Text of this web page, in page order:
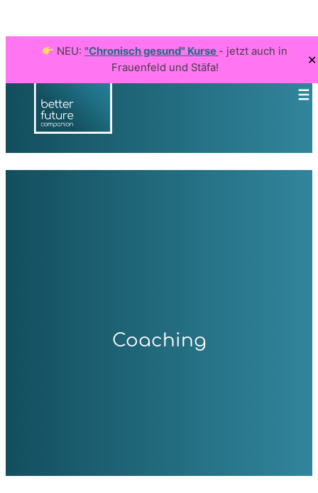
NEU: "Chronisch gesund" Kurse - jetzt auch in
Frauenfeld und Stäfa!
✕
Coaching